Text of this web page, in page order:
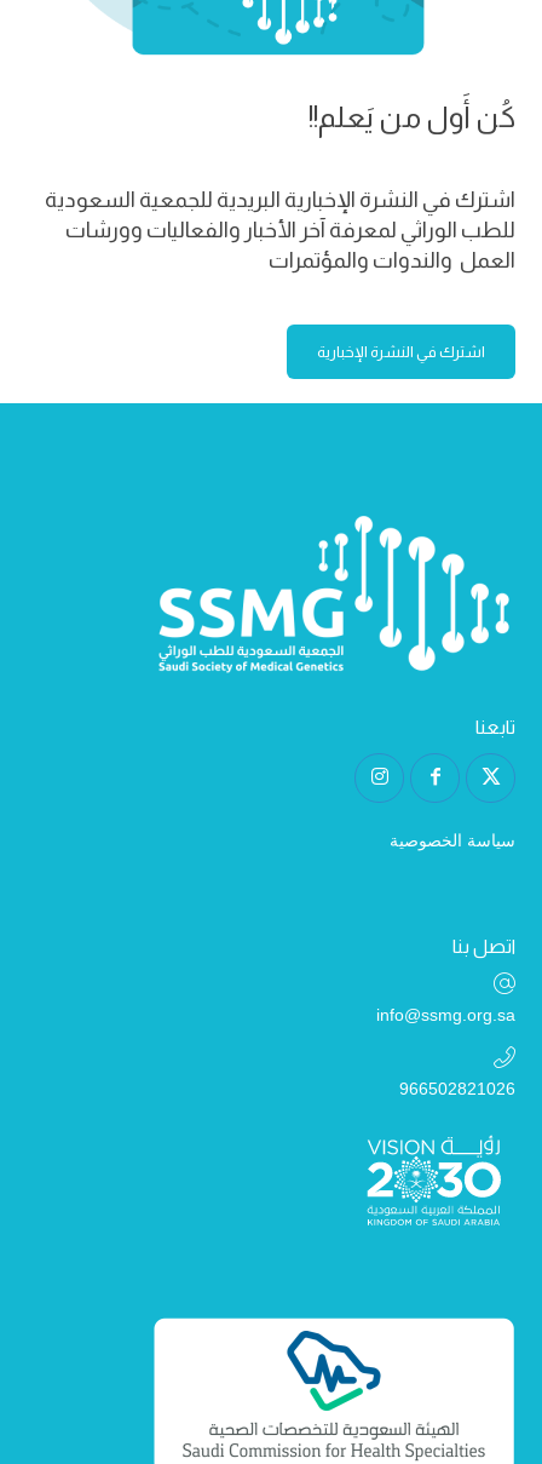
كُن أَول من يَعلم!!
اشترك في النشرة الإخبارية البريدية للجمعية السعودية
للطب الوراثي لمعرفة آخر الأخبار والفعاليات وورشات
العمل والندوات والمؤتمرات
اشترك في النشرة الإخبارية
تابعنا
سياسة الخصوصية
اتصل بنا
info@ssmg.org.sa
966502821026